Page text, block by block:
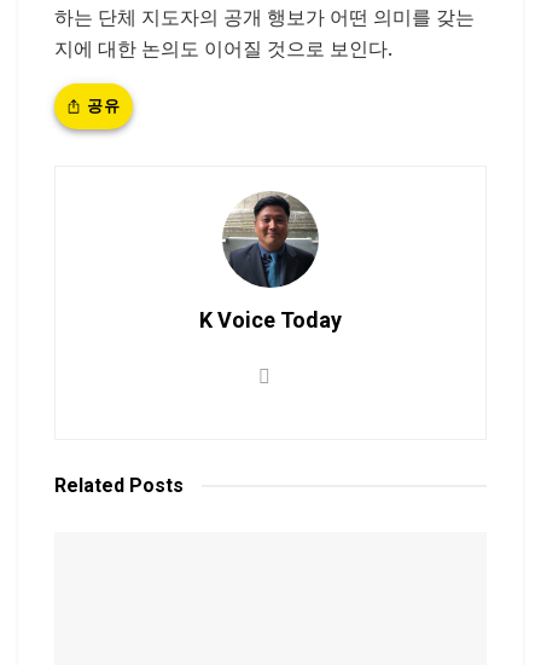
하는 단체 지도자의 공개 행보가 어떤 의미를 갖는
지에 대한 논의도 이어질 것으로 보인다.
공유
K Voice Today
Related Posts